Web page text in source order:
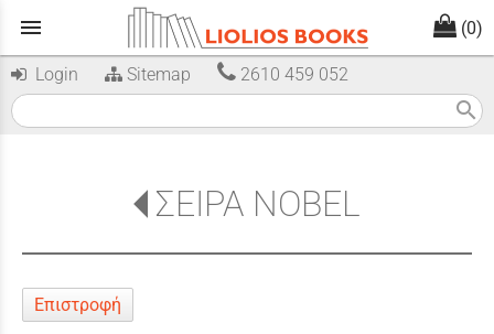
menu (0)
Login Sitemap 2610 459 052
search
ΣΕΙΡΑ NOBEL
Επιστροφή